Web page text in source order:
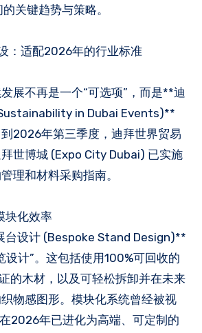
关键趋势与策略。
：适配2026年的行业标准
展不再是一个“可选项”，而是**迪
in Dubai Events)**
2026年第三季度，迪拜世界贸易
世博城 (Expo City Dubai) 已实施
理和材料采购指南。
块化效率
台设计 (Bespoke Stand Design)**
设计”。这包括使用100%可回收的
的木材，以及可轻松拆卸并在未来
物感图形。模块化系统曾经被视
2026年已进化为高端、可定制的